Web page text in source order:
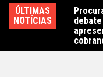
para
ÚLTIMAS
NOTÍCIAS
Obras
Ary